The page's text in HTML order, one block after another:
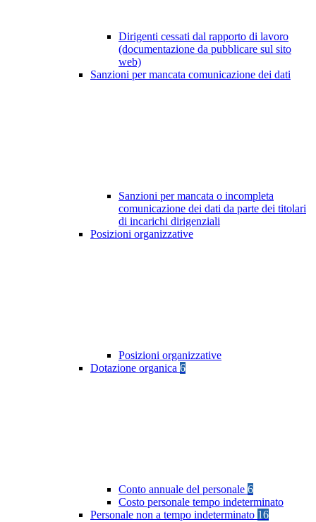
Dirigenti cessati dal rapporto di lavoro
(documentazione da pubblicare sul sito
web)
Sanzioni per mancata comunicazione dei dati
Sanzioni per mancata o incompleta
comunicazione dei dati da parte dei titolari
di incarichi dirigenziali
Posizioni organizzative
Posizioni organizzative
Dotazione organica 6
Conto annuale del personale 6
Costo personale tempo indeterminato
Personale non a tempo indeterminato 16